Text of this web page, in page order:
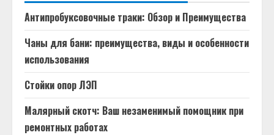
Антипробуксовочные траки: Обзор и Преимущества
Чаны для бани: преимущества, виды и особенности
использования
Стойки опор ЛЭП
Малярный скотч: Ваш незаменимый помощник при
ремонтных работах